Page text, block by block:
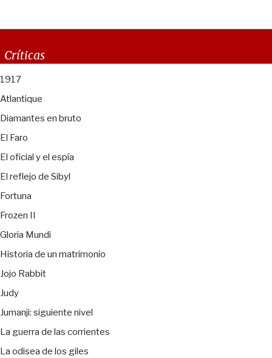
Críticas
1917
Atlantique
Diamantes en bruto
El Faro
El oficial y el espía
El reflejo de Sibyl
Fortuna
Frozen II
Gloria Mundi
Historia de un matrimonio
Jojo Rabbit
Judy
Jumanji: siguiente nivel
La guerra de las corrientes
La odisea de los giles